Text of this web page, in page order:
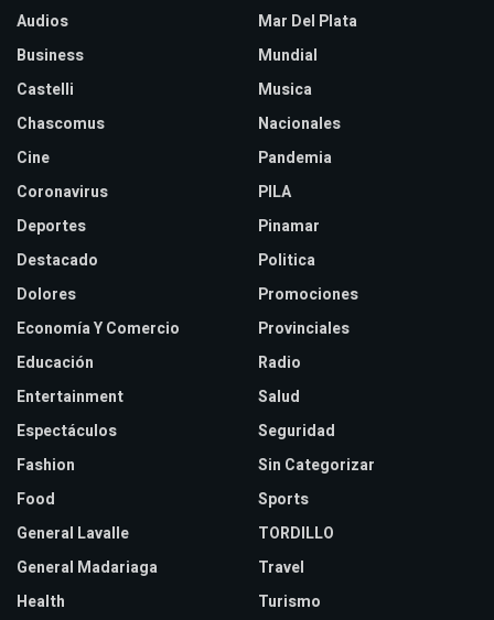
Audios
Business
Castelli
Chascomus
Cine
Coronavirus
Deportes
Destacado
Dolores
Economía Y Comercio
Educación
Entertainment
Espectáculos
Fashion
Food
General Lavalle
General Madariaga
Health
Mar Del Plata
Mundial
Musica
Nacionales
Pandemia
PILA
Pinamar
Politica
Promociones
Provinciales
Radio
Salud
Seguridad
Sin Categorizar
Sports
TORDILLO
Travel
Turismo